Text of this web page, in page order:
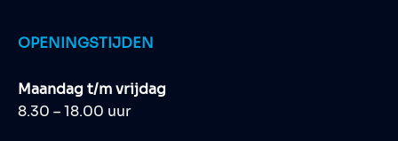
OPENINGSTIJDEN
Maandag t/m vrijdag
8.30 – 18.00 uur